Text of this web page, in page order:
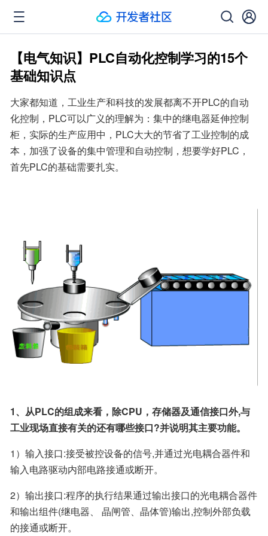
【电气知识】PLC自动化控制学习的15个
基础知识点
大家都知道，工业生产和科技的发展都离不开PLC的自动
化控制，PLC可以广义的理解为：集中的继电器延伸控制
柜，实际的生产应用中，PLC大大的节省了工业控制的成
本，加强了设备的集中管理和自动控制，想要学好PLC，
首先PLC的基础需要扎实。
1、从PLC的组成来看，除CPU，存储器及通信接口外,与
工业现场直接有关的还有哪些接口?并说明其主要功能。
1）输入接口:接受被控设备的信号,并通过光电耦合器件和
输入电路驱动内部电路接通或断开。
2）输出接口:程序的执行结果通过输出接口的光电耦合器件
和输出组件(继电器、 晶闸管、晶体管)输出,控制外部负载
的接通或断开。